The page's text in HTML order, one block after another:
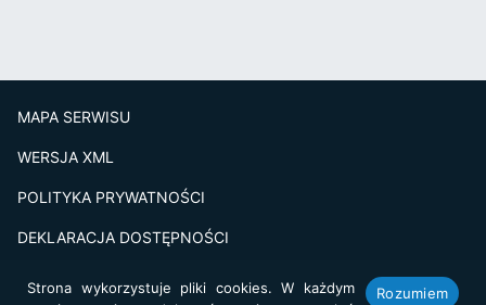
MAPA SERWISU
WERSJA XML
POLITYKA PRYWATNOŚCI
DEKLARACJA DOSTĘPNOŚCI
Strona wykorzystuje pliki cookies. W każdym
Rozumiem